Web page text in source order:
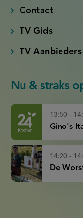
Contact
TV Gids
TV Aanbieders
Nu & straks
13:50 -
Gino's
14:20 -
De